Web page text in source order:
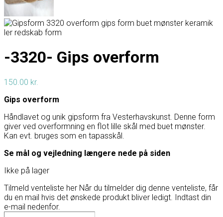
-3320- Gips overform
150.00 kr.
Gips overform
Håndlavet og unik gipsform fra Vesterhavskunst. Denne form
giver ved overformning en flot lille skål med buet mønster.
Kan evt. bruges som en tapasskål.
Se mål og vejledning længere nede på siden
Ikke på lager
Tilmeld venteliste her Når du tilmelder dig denne venteliste, får
du en mail hvis det ønskede produkt bliver ledigt. Indtast din
e-mail nedenfor.